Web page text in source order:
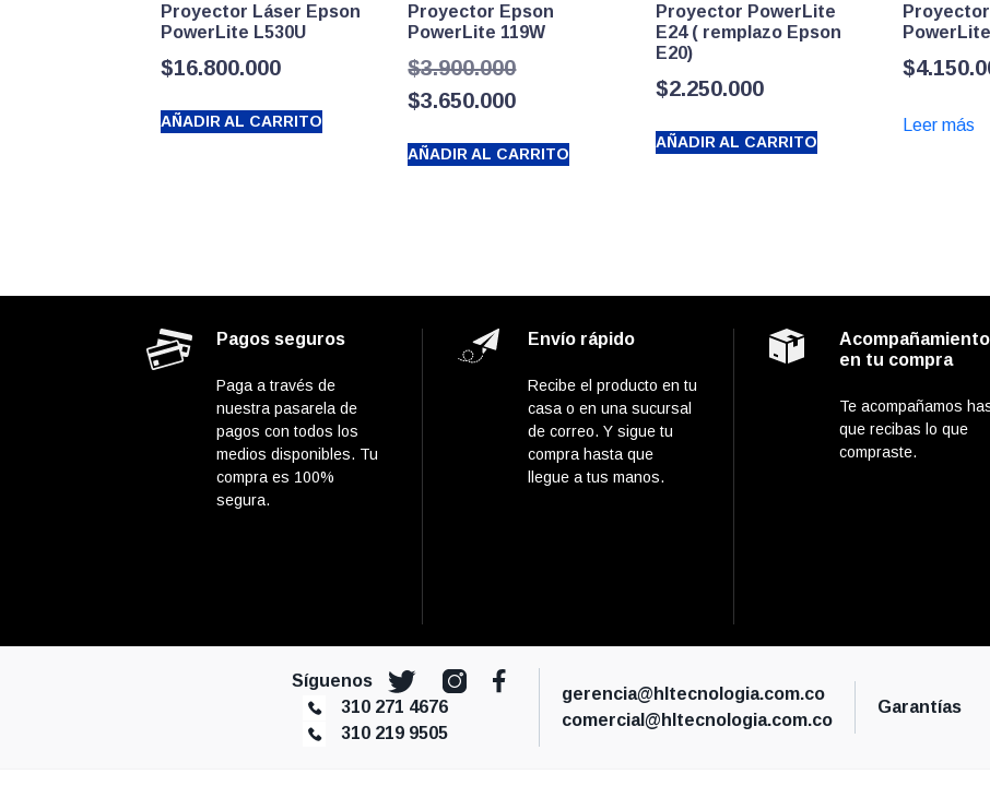
Proyector Láser Epson
PowerLite L530U
$16.800.000
AÑADIR AL CARRITO
Proyector Epson
PowerLite 119W
$3.900.000El
precio
era:
$3.650.000El
actual
AÑADIR AL CARRITO
Proyector PowerLite
E24 ( remplazo Epson
E20)
$2.250.000
AÑADIR AL CARRITO
$
Leer más
Pagos seguros
Paga a través de
nuestra pasarela de
pagos con todos los
medios disponibles. Tu
compra es 100%
segura.
Envío rápido
Recibe el producto en tu
casa o en una sucursal
de correo. Y sigue tu
compra hasta que
llegue a tus manos.
Acompañamiento
en tu compra
Te acompañamos
que recibas lo que
compraste.
Síguenos
310 271 4676
310 219 9505
gerencia@hltecnologia.com.co
comercial@hltecnologia.com.co
Garantías